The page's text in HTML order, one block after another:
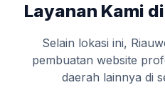
Layanan Kami
Selain lokasi ini,
pembuatan website
daerah lainnya di